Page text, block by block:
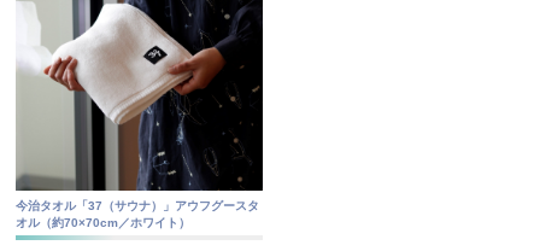
今治タオル「37（サウナ）」アウフグースタ
オル（約70×70cm／ホワイト）